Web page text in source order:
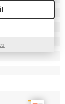
organique et
à même
Starton
, Morpho. Si tu
nous